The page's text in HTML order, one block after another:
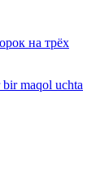
на трёх
maqol uchta